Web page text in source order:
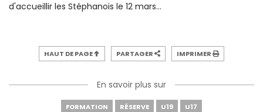
d'accueillir les Stéphanois le 12 mars...
HAUT DE PAGE PARTAGER IMPRIMER
En savoir plus sur
FORMATION RÉSERVE U19 U17